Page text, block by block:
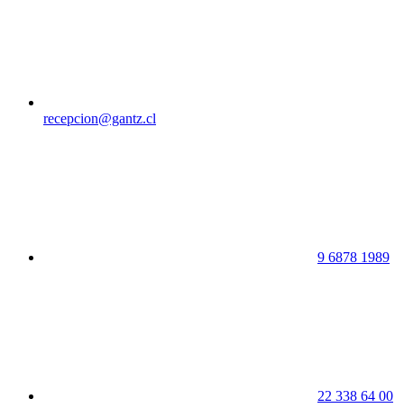
recepcion@gantz.cl
9 6878 1989
22 338 64 00